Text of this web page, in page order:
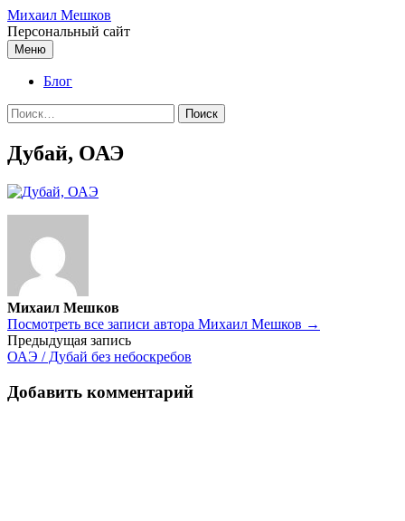
Перейти
к
содержимому
Михаил Мешков
Персональный сайт
Меню
Блог
Найти:
Дубай, ОАЭ
Михаил Мешков
Посмотреть все записи автора Михаил Мешков →
Навигация
по
записям
Предыдущая запись
ОАЭ / Дубай без небоскребов
Добавить комментарий